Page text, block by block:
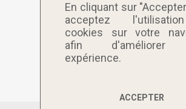
En cliquant sur
acceptez
cookies sur votre
afin d'améliorer
expérience.
ACCEPTER